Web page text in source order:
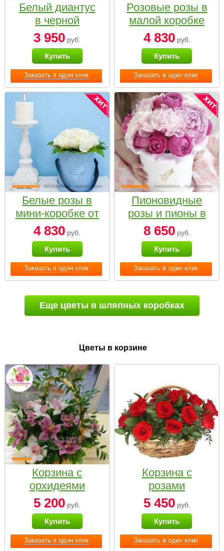
Заказать в один клик
Белый диантус
в черной
коробке Small
3 950 руб.
Купить
Заказать в один клик
Розовые розы в
малой коробке
4 830руб.
Купить
Заказать в один клик
Белые розы в
мини-коробке от
Bella Fiori
4 830 руб.
Купить
Заказать в один клик
Пионовидные
розы и пионы в
белой коробке
Small
8 650руб.
Купить
Еще цветы в шляпных коробках
Цветы в корзине
Заказать в один клик
Корзина с
орхидеями
малая
5 200 руб.
Купить
Заказать в один клик
Корзина с
розами
«Красный
Париж»
5 450руб.
Купить